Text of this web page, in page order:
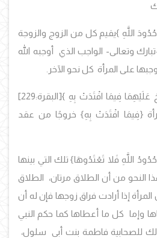
اللَّهِ }يقيم كل من الزوج والزوجة
وتعالى- الواجب الذي أوجبه الله
على المرأة كل نحو الآخر.
عَلَيْهِمَا فِيمَا افْتَدَتْ بِهِ
}[البقرة:229]
{فِيمَا افْتَدَتْ بِهِ} خروجًا من عقد
اللَّهِ فَلا تَعْتَدُوهَا}تلك التي بينها
النحو من أن الطلاق مرتان، الطلاق
إذا أرادت فراق زوجها فإن له أن
وإما كل ما أعطاها كما حكم النبي
للصحابية فاطمة بنت أبى سلول،